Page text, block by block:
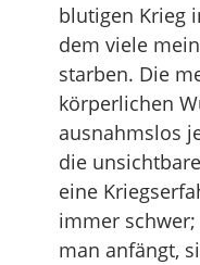
blutigen Krieg
dem viele
starben. Die
körperlichen
ausnahmslos
die
eine
immer
man anfängt,